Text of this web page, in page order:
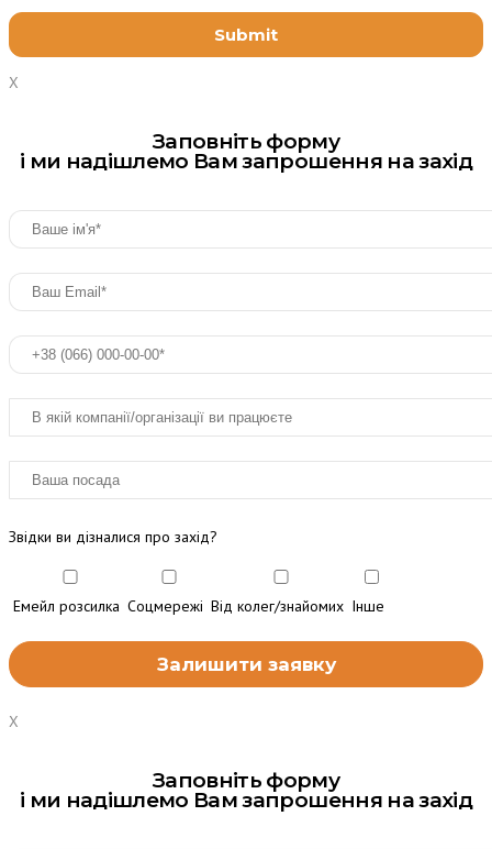
X
Заповніть форму
і ми надішлемо Вам запрошення на захід
Звідки ви дізналися про захід?
Емейл розсилка Соцмережі Від колег/знайомих Інше
X
Заповніть форму
і ми надішлемо Вам запрошення на захід